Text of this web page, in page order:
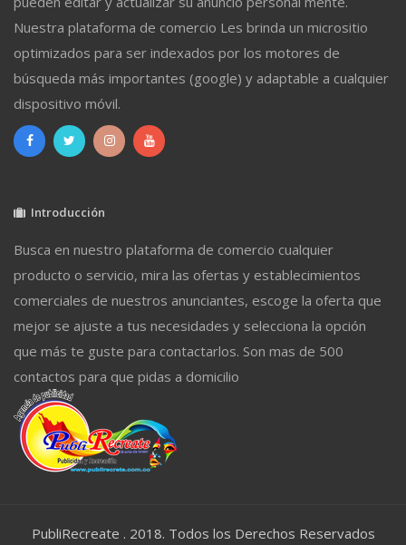
Nuestra plataforma de comercio Les brinda un micrositio
optimizados para ser indexados por los motores de
búsqueda más importantes (google) y adaptable a cualquier
dispositivo móvil.
Introducción
Busca en nuestro plataforma de comercio cualquier
producto o servicio, mira las ofertas y establecimientos
comerciales de nuestros anunciantes, escoge la oferta que
mejor se ajuste a tus necesidades y selecciona la opción
que más te guste para contactarlos. Son mas de 500
contactos para que pidas a domicilio
PubliRecreate . 2018. Todos los Derechos Reservados